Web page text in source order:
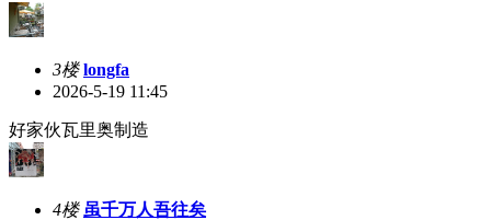
3楼 longfa
2026-5-19 11:45
好家伙瓦里奥制造
4楼 虽千万人吾往矣